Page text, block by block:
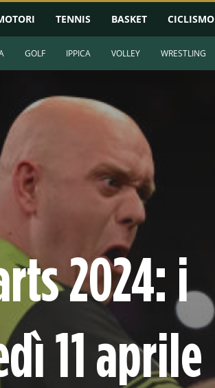
TENNIS BASKET CICLISMO
GOLF IPPICA VOLLEY WRESTLING
2024: i
11 aprile